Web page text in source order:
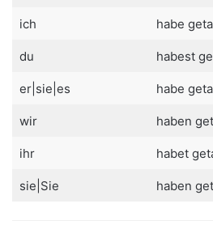
ich habe
du habest
er|sie|es habe
wir haben
ihr habet
sie|Sie haben